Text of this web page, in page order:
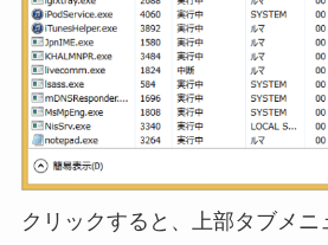
クリックすると、上部タブメニ